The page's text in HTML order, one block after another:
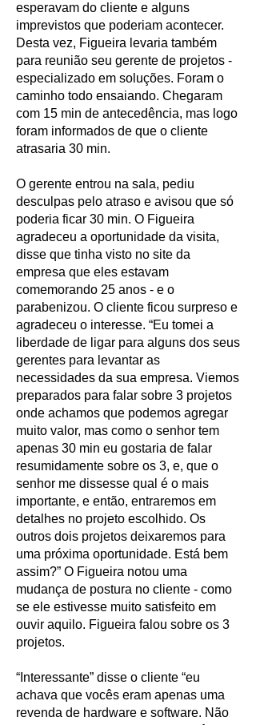
esperavam do cliente e alguns
imprevistos que poderiam acontecer.
Desta vez, Figueira levaria também
para reunião seu gerente de projetos -
especializado em soluções. Foram o
caminho todo ensaiando. Chegaram
com 15 min de antecedência, mas logo
foram informados de que o cliente
atrasaria 30 min.
O gerente entrou na sala, pediu
desculpas pelo atraso e avisou que só
poderia ficar 30 min. O Figueira
agradeceu a oportunidade da visita,
disse que tinha visto no site da
empresa que eles estavam
comemorando 25 anos - e o
parabenizou. O cliente ficou surpreso e
agradeceu o interesse. “Eu tomei a
liberdade de ligar para alguns dos seus
gerentes para levantar as
necessidades da sua empresa. Viemos
preparados para falar sobre 3 projetos
onde achamos que podemos agregar
muito valor, mas como o senhor tem
apenas 30 min eu gostaria de falar
resumidamente sobre os 3, e, que o
senhor me dissesse qual é o mais
importante, e então, entraremos em
detalhes no projeto escolhido. Os
outros dois projetos deixaremos para
uma próxima oportunidade. Está bem
assim?” O Figueira notou uma
mudança de postura no cliente - como
se ele estivesse muito satisfeito em
ouvir aquilo. Figueira falou sobre os 3
projetos.
“Interessante” disse o cliente “eu
achava que vocês eram apenas uma
revenda de hardware e software. Não